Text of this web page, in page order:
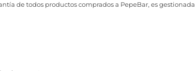
de todos productos comprados a PepeBar, es gestionada